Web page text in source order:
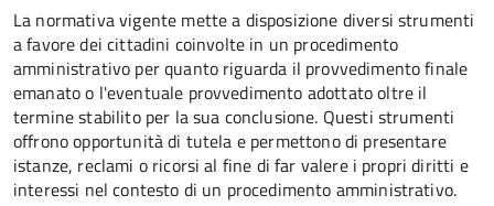
La normativa vigente mette a disposizione diversi strumenti
a favore dei cittadini coinvolte in un procedimento
amministrativo per quanto riguarda il provvedimento finale
emanato o l'eventuale provvedimento adottato oltre il
termine stabilito per la sua conclusione. Questi strumenti
offrono opportunità di tutela e permettono di presentare
istanze, reclami o ricorsi al fine di far valere i propri diritti e
interessi nel contesto di un procedimento amministrativo.